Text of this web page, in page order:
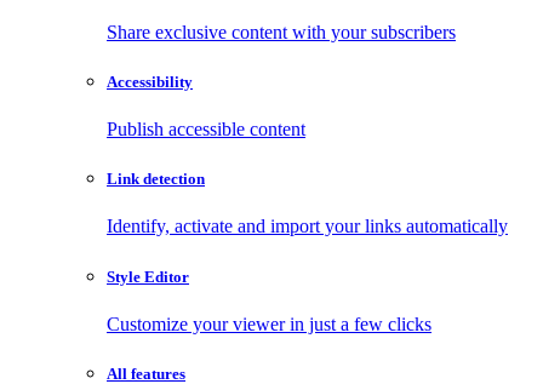
Share exclusive content with your subscribers
Accessibility
Publish accessible content
Link detection
Identify, activate and import your links automatically
Style Editor
Customize your viewer in just a few clicks
All features